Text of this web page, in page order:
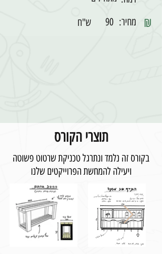
₪
מחיר: 90 ש"ח
תוצרי הקורס
בקורס זה נלמד ונתרגל טכניקת שרטוט פשוטה
ויעילה להמחשת הפרוייקטים שלנו